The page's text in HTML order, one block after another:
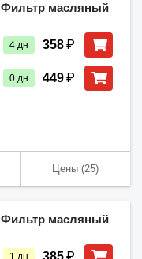
Фильтр масляный
4 дн 358₽
0 дн 449₽
Цены (25)
Фильтр масляный
1 дн 385